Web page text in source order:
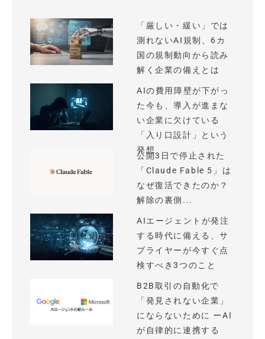
「厳しい・緩い」では
測れないAI規制、6カ
国の規制動向から読み
解く企業の備えとは
AIの費用障壁が下がっ
た今も、導入が進まな
い企業に欠けている
「入り口設計」という
発想
公開3日で停止された
「Claude Fable 5」は
なぜ復活できたのか？
解除の裏側...
AIエージェントが発注
する時代に備える、サ
プライヤーが今すぐ点
検すべき3つのこと
B2B取引の自動化で
「発見されない企業」
にならないために ーAI
が自律的に連携する